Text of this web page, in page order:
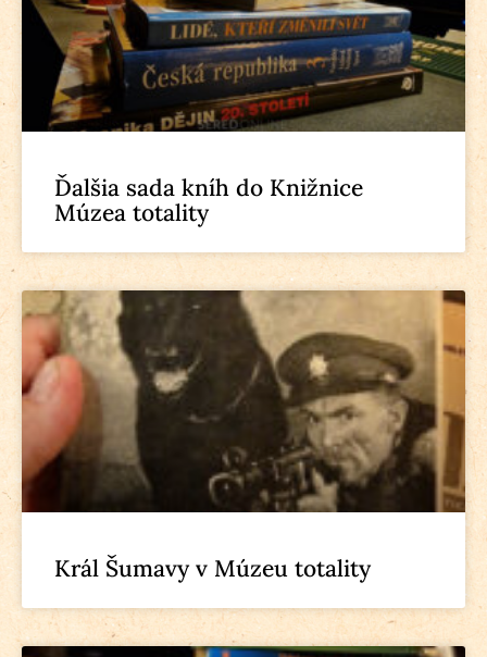
Ďalšia sada kníh do Knižnice
Múzea totality
Král Šumavy v Múzeu totality